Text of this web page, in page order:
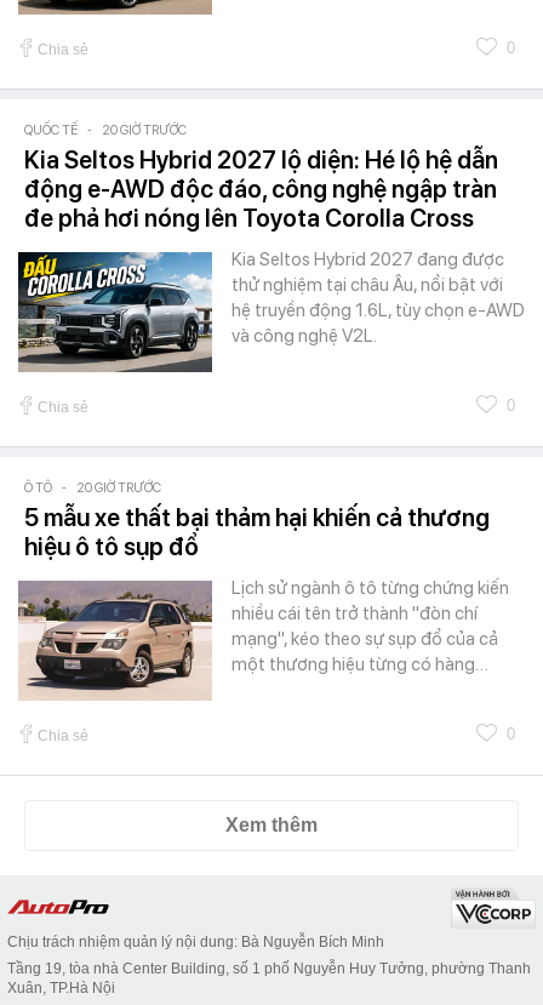
Chia sẻ 0
QUỐC TẾ - 20 GIỜ TRƯỚC
Kia Seltos Hybrid 2027 lộ diện: Hé lộ hệ dẫn
động e-AWD độc đáo, công nghệ ngập tràn
đe phả hơi nóng lên Toyota Corolla Cross
Kia Seltos Hybrid 2027 đang được
thử nghiệm tại châu Âu, nổi bật với
hệ truyền động 1.6L, tùy chọn e-AWD
và công nghệ V2L.
Chia sẻ 0
Ô TÔ - 20 GIỜ TRƯỚC
5 mẫu xe thất bại thảm hại khiến cả thương
hiệu ô tô sụp đổ
Lịch sử ngành ô tô từng chứng kiến
nhiều cái tên trở thành "đòn chí
mạng", kéo theo sự sụp đổ của cả
một thương hiệu từng có hàng…
Chia sẻ 0
Xem thêm
Chịu trách nhiệm quản lý nội dung: Bà Nguyễn Bích Minh
Tầng 19, tòa nhà Center Building, số 1 phố Nguyễn Huy Tưởng, phường Thanh
Xuân, TP.Hà Nội